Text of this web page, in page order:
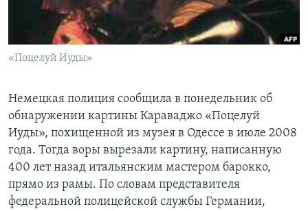
Learning English
СОЦИАЛЬНЫЕ СЕТИ
Языки
«Поцелуй Иуды»
Немецкая полиция сообщила в понедельник об
обнаружении картины Караваджо «Поцелуй
Иуды», похищенной из музея в Одессе в июле 2008
года. Тогда воры вырезали картину, написанную
400 лет назад итальянским мастером барокко,
прямо из рамы. По словам представителя
федеральной полицейской службы Германии,